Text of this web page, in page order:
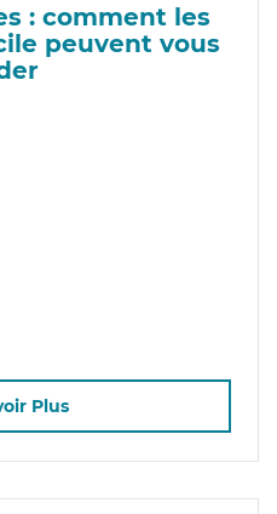
: comment les
peuvent vous
Plus